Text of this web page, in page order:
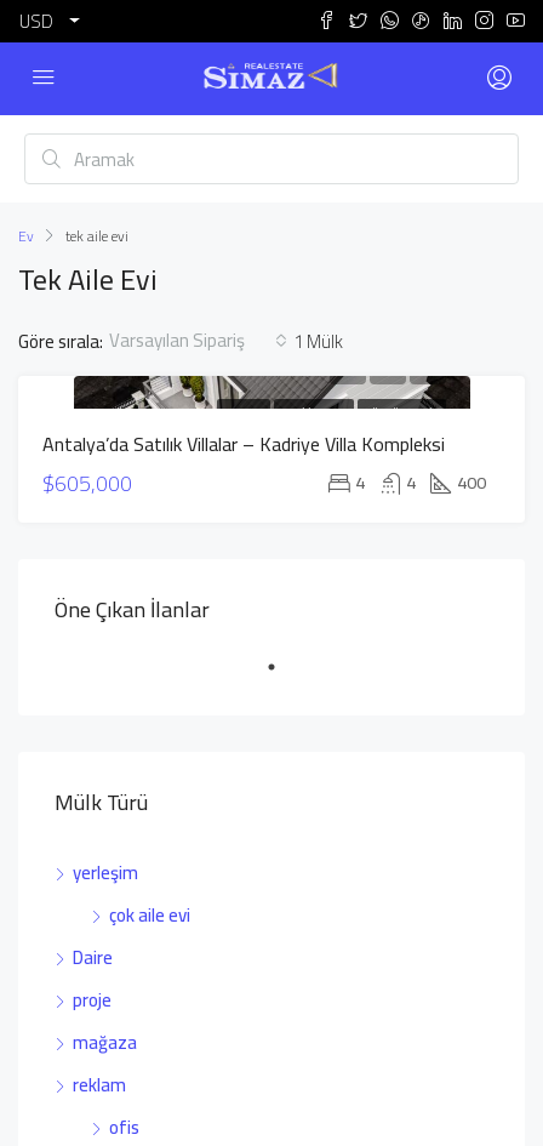
USD
Ev tek aile evi
Tek Aile Evi
1 Mülk
Göre sırala: Varsayılan Sipariş
SATILIK YENI INŞAAT GÜÇLÜ TEKLIF
Antalya’da Satılık Villalar – Kadriye Villa Kompleksi
$605,000 4 4 400
Öne Çıkan İlanlar
Mülk Türü
yerleşim
çok aile evi
Daire
proje
mağaza
reklam
ofis